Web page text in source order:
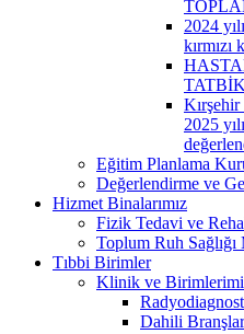
2024
kırmızı
2025
Eğitim Planlama
Değerlendirme ve
Hizmet Binalarımız
Fizik Tedavi ve
Toplum Ruh Sağlığı
Tıbbi Birimler
Klinik ve
Dahili Branşlar